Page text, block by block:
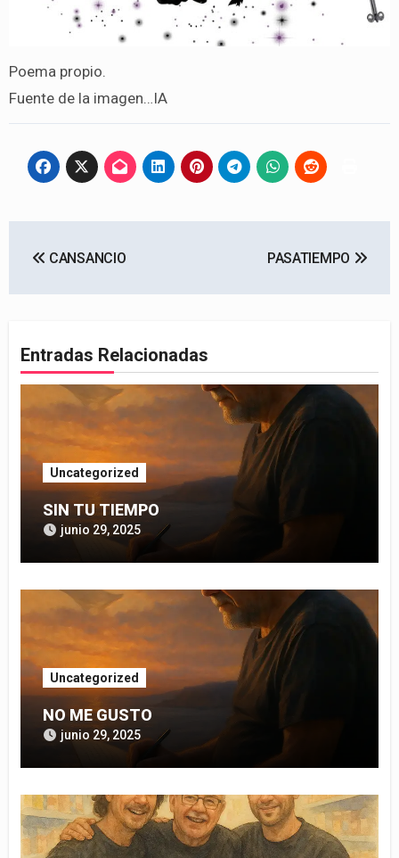
Poema propio.
Fuente de la imagen…IA
de
CANSANCIO PASATIEMPO
Entradas Relacionadas
Uncategorized
SIN TU TIEMPO
junio 29, 2025
Uncategorized
NO ME GUSTO
junio 29, 2025